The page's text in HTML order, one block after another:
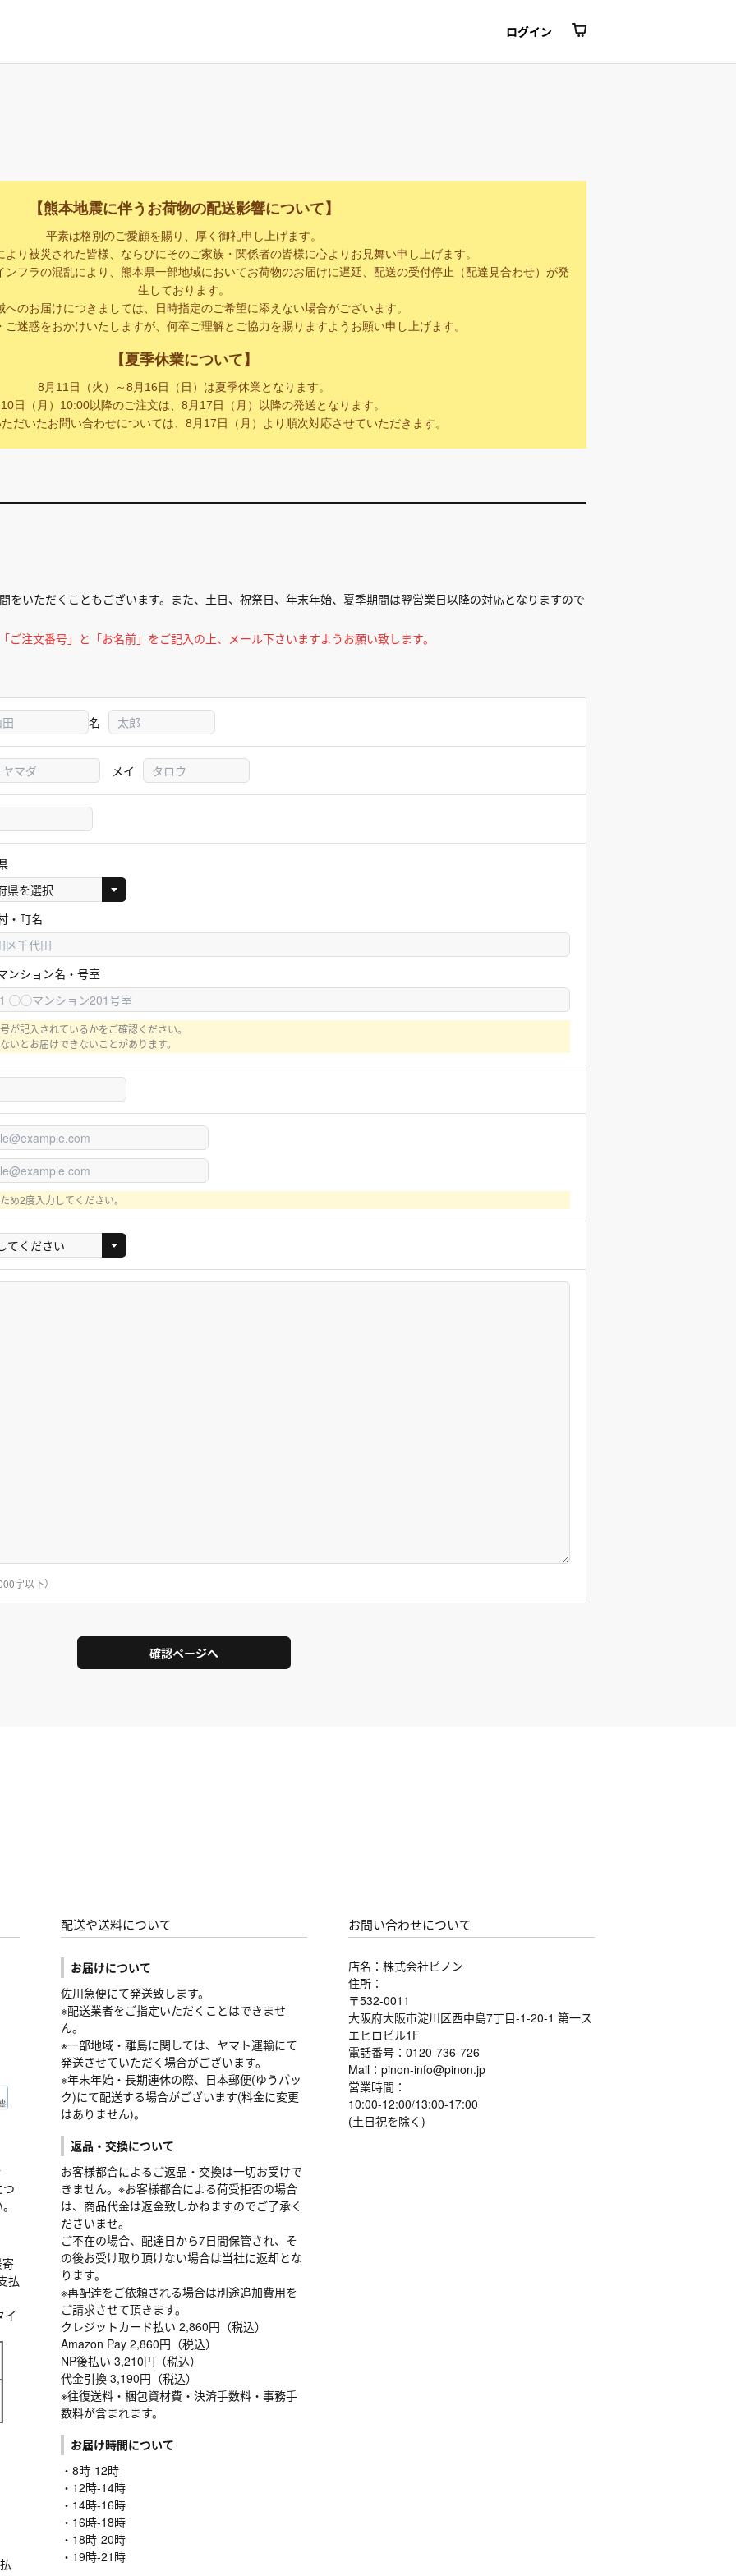
ログイン
【熊本地震に伴うお荷物の配送影響について】
平素は格別のご愛顧を賜り、厚く御礼申し上げます。
り被災された皆様、ならびにそのご家族・関係者の皆様に心よりお見舞い申し上げます。
フラの混乱により、熊本県一部地域においてお荷物のお届けに遅延、配送の受付停止（配達見合わせ）が発
生しております。
へのお届けにつきましては、日時指定のご希望に添えない場合がございます。
ご迷惑をおかけいたしますが、何卒ご理解とご協力を賜りますようお願い申し上げます。
【夏季休業について】
8月11日（火）～8月16日（日）は夏季休業となります。
日（月）10:00以降のご注文は、8月17日（月）以降の発送となります。
だいたお問い合わせについては、8月17日（月）より順次対応させていただきます。
をいただくこともございます。また、土日、祝祭日、年末年始、夏季期間は翌営業日以降の対応となりますので
注文番号」と「お名前」をご記入の上、メール下さいますようお願い致します。
名
メイ
・町名
ンション名・号室
が記入されているかをご確認ください。
いとお届けできないことがあります。
め2度入力してください。
字以下）
確認ページへ
払
イ
配送や送料について
お届けについて
佐川急便にて発送致します。
※配送業者をご指定いただくことはできませ
ん。
※一部地域・離島に関しては、ヤマト運輸にて
発送させていただく場合がございます。
※年末年始・長期連休の際、日本郵便(ゆうパッ
ク)にて配送する場合がございます(料金に変更
はありません)。
返品・交換について
お客様都合によるご返品・交換は一切お受けで
きません。※お客様都合による荷受拒否の場合
は、商品代金は返金致しかねますのでご了承く
ださいませ。
ご不在の場合、配達日から7日間保管され、そ
の後お受け取り頂けない場合は当社に返却とな
ります。
※再配達をご依頼される場合は別途追加費用を
ご請求させて頂きます。
クレジットカード払い 2,860円（税込）
Amazon Pay 2,860円（税込）
NP後払い 3,210円（税込）
代金引換 3,190円（税込）
※往復送料・梱包資材費・決済手数料・事務手
数料が含まれます。
お届け時間について
・8時-12時
・12時-14時
・14時-16時
・16時-18時
・18時-20時
・19時-21時
お問い合わせについて
店名：株式会社ピノン
住所：
〒532-0011
大阪府大阪市淀川区西中島7丁目-1-20-1 第一ス
エヒロビル1F
電話番号：0120-736-726
Mail：pinon-info@pinon.jp
営業時間：
10:00-12:00/13:00-17:00
(土日祝を除く)